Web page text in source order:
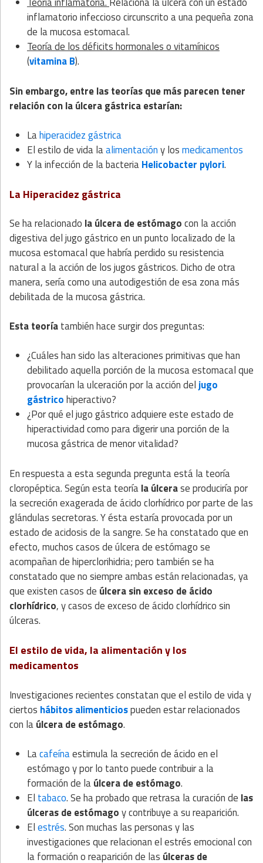
inflamatorio infeccioso circunscrito a una pequeña zona
de la mucosa estomacal.
Teoría de los déficits hormonales o vitamínicos
(vitamina B).
Sin embargo, entre las teorías que más parecen tener
relación con la úlcera gástrica estarían:
Lahiperacidez gástrica
El estilo de vida laalimentacióny losmedicamentos
Y la infección de la bacteriaHelicobacter pylori.
La Hiperacidez gástrica
Se ha relacionado la úlcera de estómagocon la acción
digestiva del jugo gástrico en un punto localizado de la
mucosa estomacal que habría perdido su resistencia
natural a la acción de los jugos gástricos. Dicho de otra
manera, sería como una autodigestión de esa zona más
debilitada de la mucosa gástrica.
Esta teoríatambién hace surgir dos preguntas:
¿Cuáles han sido las alteraciones primitivas que han
debilitado aquella porción de la mucosa estomacal que
provocarían la ulceración por la acción deljugo
gástricohiperactivo?
¿Por qué el jugo gástrico adquiere este estado de
hiperactividad como para digerir una porción de la
mucosa gástrica de menor vitalidad?
En respuesta a esta segunda pregunta está la teoría
cloropéptica. Según esta teoríala úlcerase produciría por
la secreción exagerada de ácido clorhídrico por parte de las
glándulas secretoras. Y ésta estaría provocada por un
estado de acidosis de la sangre. Se ha constatado que en
efecto, muchos casos de úlcera de estómago se
acompañan de hiperclorihidria; pero también se ha
constatado que no siempre ambas están relacionadas, ya
que existen casos de úlcera sin exceso de ácido
clorhídrico, y casos de exceso de ácido clorhídrico sin
úlceras.
El estilo de vida, la alimentación y los
medicamentos
Investigaciones recientes constatan que el estilo de vida y
ciertos hábitos alimenticiospueden estar relacionados
con laúlcera de estómago.
Lacafeínaestimula la secreción de ácido en el
estómago y por lo tanto puede contribuir a la
formación de laúlcera de estómago.
El tabaco. Se ha probado que retrasa la curación de las
úlceras de estómagoy contribuye a su reaparición.
Elestrés. Son muchas las personas y las
investigaciones que relacionan el estrés emocional con
la formación o reaparición de las úlceras de